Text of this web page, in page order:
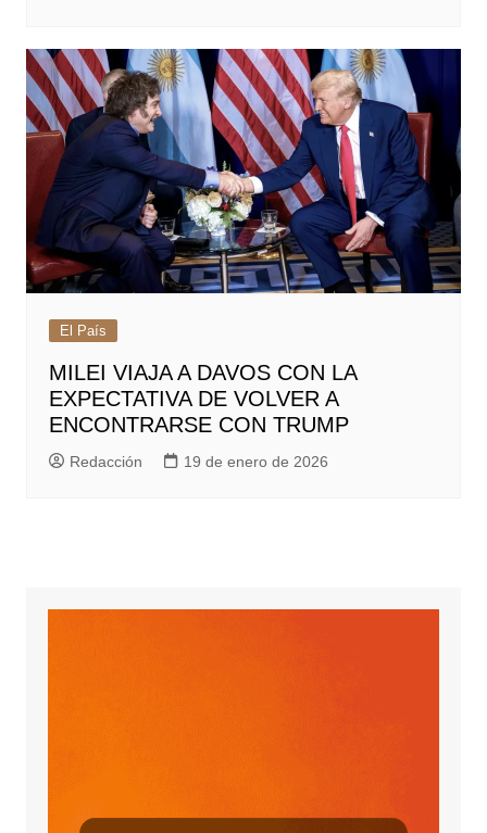
El País
MILEI VIAJA A DAVOS CON LA
EXPECTATIVA DE VOLVER A
ENCONTRARSE CON TRUMP
Redacción 19 de enero de 2026